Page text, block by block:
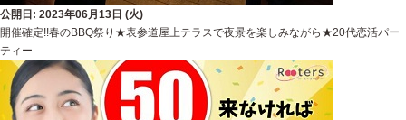
公開日: 2023年06月13日 (火)
開催確定!!春のBBQ祭り★表参道屋上テラスで夜景を楽しみながら★20代恋活パー
ティー